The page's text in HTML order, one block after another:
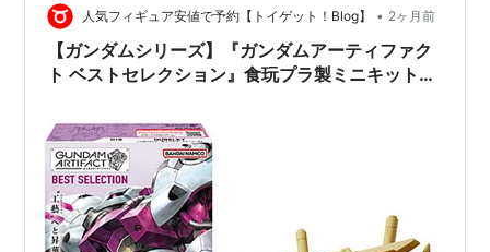
人気フィギュア安値で予約【トイゲット！Blog】 • 2ヶ月前
【ガンダムシリーズ】『ガンダムアーティファク
ト ベストセレクション』食玩プラ製ミニキット予